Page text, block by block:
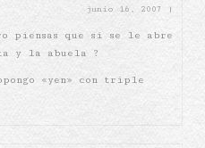
junio 16, 2007 |
piensas que si se le abre
y la abuela ?
«yen» con triple